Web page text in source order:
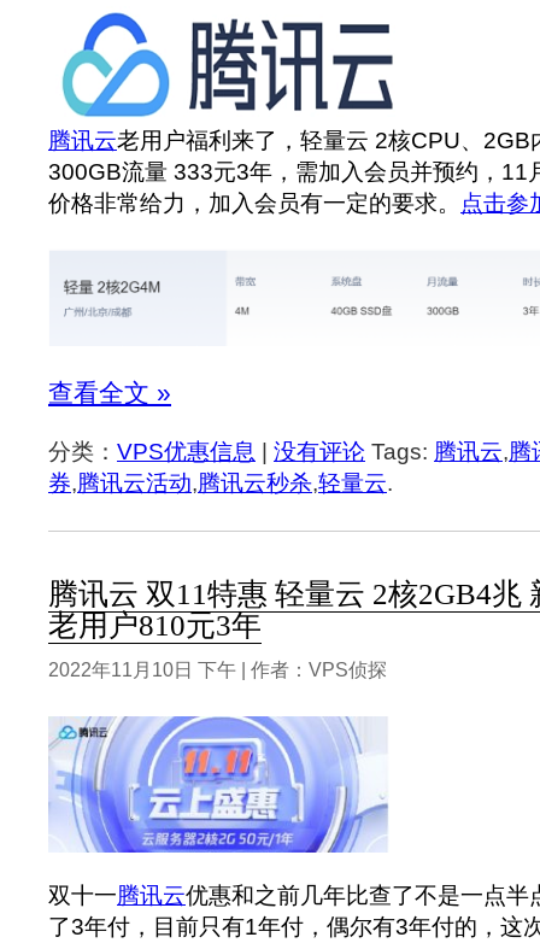
腾讯云老用户福利来了，轻量云 2核CPU、2GB
300GB流量 333元3年，需加入会员并预约，11
价格非常给力，加入会员有一定的要求。 点击参
查看全文 »
分类： VPS优惠信息 没有评论 Tags: 腾讯云,腾
券,腾讯云活动,腾讯云秒杀,轻量云.
腾讯云 双11特惠 轻量云 2核2GB4兆
老用户810元3年
2022年11月10日 下午 | 作者：VPS侦探
双十一腾讯云优惠和之前几年比查了不是一点半
了3年付，目前只有1年付，偶尔有3年付的，这